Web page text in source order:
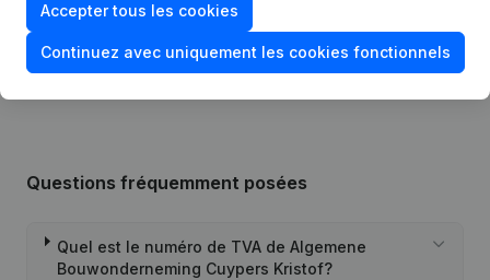
Rubrique Constitution (Nouvelle
Personne Morale, Ouverture
Succursale, etc...)(NL)
Questions fréquemment posées
Quel est le numéro de TVA de Algemene
Bouwonderneming Cuypers Kristof?
Accepter tous les cookies
Continuez avec uniquement les cookies fonctionnels